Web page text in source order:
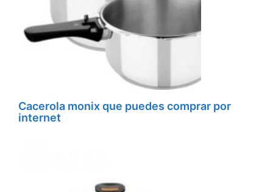
Cacerola monix que puedes comprar por
internet